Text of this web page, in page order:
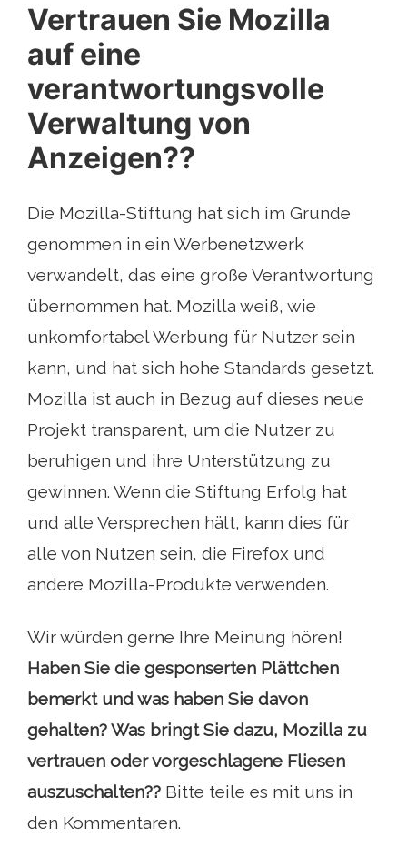
Vertrauen Sie Mozilla
auf eine
verantwortungsvolle
Verwaltung von
Anzeigen??
Die Mozilla-Stiftung hat sich im Grunde
genommen in ein Werbenetzwerk
verwandelt, das eine große Verantwortung
übernommen hat. Mozilla weiß, wie
unkomfortabel Werbung für Nutzer sein
kann, und hat sich hohe Standards gesetzt.
Mozilla ist auch in Bezug auf dieses neue
Projekt transparent, um die Nutzer zu
beruhigen und ihre Unterstützung zu
gewinnen. Wenn die Stiftung Erfolg hat
und alle Versprechen hält, kann dies für
alle von Nutzen sein, die Firefox und
andere Mozilla-Produkte verwenden.
Wir würden gerne Ihre Meinung hören!
Haben Sie die gesponserten Plättchen
bemerkt und was haben Sie davon
gehalten? Was bringt Sie dazu, Mozilla zu
vertrauen oder vorgeschlagene Fliesen
auszuschalten?? Bitte teile es mit uns in
den Kommentaren.